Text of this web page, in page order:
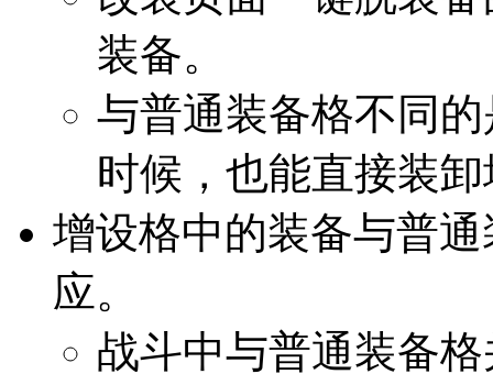
装备。
与普通装备格不同
时候，也能直接装
增设格中的装备与普
应。
战斗中与普通装备